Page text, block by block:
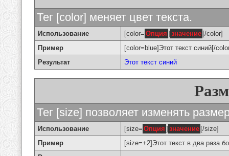
Тег [color] меняет цвет текста.
Использование [color= Опция ] значение [/color]
Пример
[color=blue]Этот текст синий[/
Результат
Этот текст синий
Тег [size] позволяет изменять
Использование [size= Опция ] значение [/size]
Пример
[size=+2]Этот текст в два раза